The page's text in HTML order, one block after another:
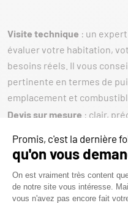
Visite technique : un
évaluer votre habitation,
besoins réels. Il vous
pertinente en termes de
emplacement et
Devis sur mesure : clair,
élément est détaillé —
pour une transparence
Livraison maîtrisée: nous
transport de votre
accessoires). Les délais